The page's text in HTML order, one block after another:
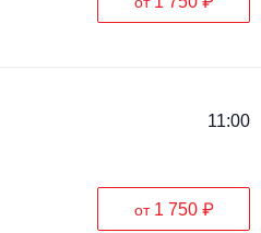
11:00
от 1 750 ₽